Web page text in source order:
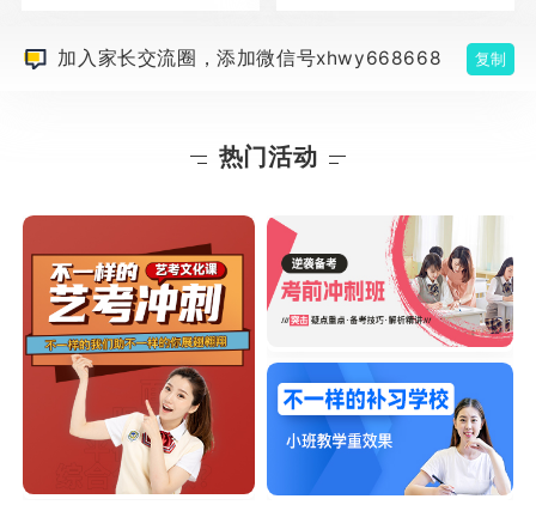
加入家长交流圈，添加微信号xhwy668668 复制
热门活动